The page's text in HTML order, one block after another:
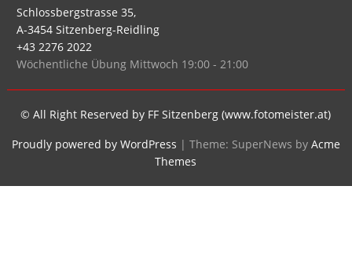
Schlossbergstrasse 35,
A-3454 Sitzenberg-Reidling
+43 2276 2022
Wöchentliche Übung Mittwoch 19:00 - 21:00
© All Right Reserved by FF Sitzenberg (www.fotomeister.at)
Proudly powered by WordPress | Theme: SuperNews by Acme
Themes